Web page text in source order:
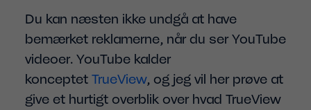
Du kan næsten ikke undgå at have
bemærket reklamerne, når du ser YouTube
videoer. YouTube kalder
konceptet TrueView, og jeg vil her prøve at
give et hurtigt overblik over hvad TrueView